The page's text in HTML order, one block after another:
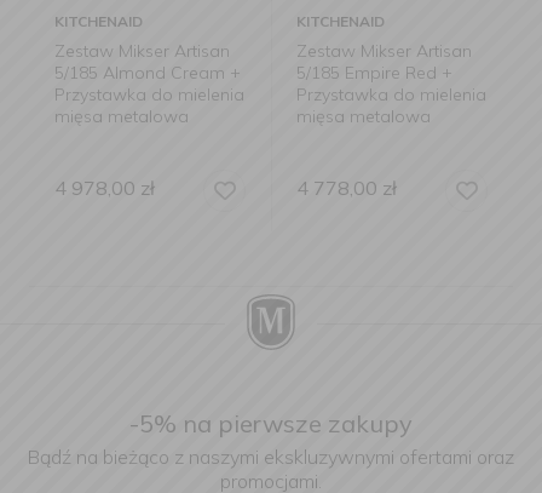
KITCHENAID
Zestaw Mikser Artisan
5/185 Almond Cream +
Przystawka do mielenia
mięsa metalowa
4 978,00 zł
KITCHENAID
Zestaw Mikser Artisan
5/185 Empire Red +
Przystawka do mielenia
mięsa metalowa
4 778,00 zł
-5% na pierwsze zakupy
Bądź na bieżąco z naszymi ekskluzywnymi ofertami oraz
promocjami.